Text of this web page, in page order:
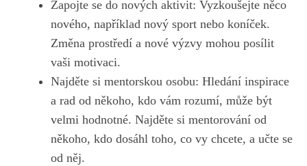
Zapojte se do nových aktivit: Vyzkoušejte ⁢něco
nového, například nový sport nebo ‍koníček.
Změna prostředí a nové výzvy mohou ‍posílit
vaši motivaci.
Najděte ⁢si mentorskou osobu: ⁤Hledání inspirace
a rad od někoho, ⁤kdo vám rozumí, může být⁤
velmi hodnotné. ⁣Najděte‌ si⁣ mentorování ​od
někoho, kdo dosáhl toho, ‍co vy chcete, ⁣a učte se
od⁤ něj.